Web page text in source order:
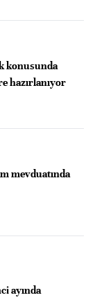
konusunda
hazırlanıyor
mevduatında
ayında